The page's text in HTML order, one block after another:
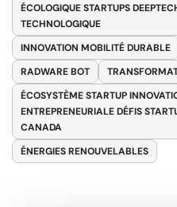
ÉCOLOGIQUE STARTUPS
TECHNOLOGIQUE
INNOVATION MOBILITÉ DURABLE
RADWARE BOT
ÉCOSYSTÈME STARTUP
ENTREPRENEURIALE DÉFIS
CANADA
ÉNERGIES RENOUVELABLES